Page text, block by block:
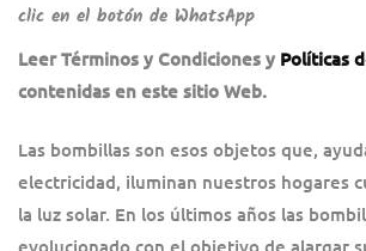
clic en el botón de WhatsApp
Leer Términos y Condiciones y Políticas
contenidas en este sitio Web.
Las bombillas son esos objetos que,
electricidad, iluminan nuestros hogares
la luz solar. En los últimos años las